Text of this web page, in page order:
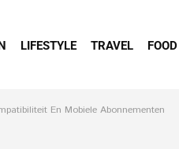
LIFESTYLE TRAVEL
En Mobiele Abonnementen